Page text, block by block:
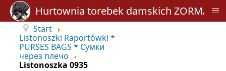
Start
Listonoszki Raportówki *
PURSES BAGS * Сумки
через плечо
Listonoszka 0935
Hurtownia torebek damskich ZORMAX≡